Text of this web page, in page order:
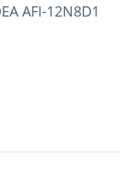
AFI-12N8D1